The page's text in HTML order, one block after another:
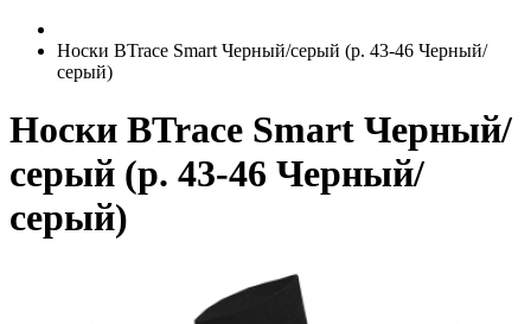
Носки BTrace Smart Черный/серый (р. 43-46 Черный/
серый)
Носки BTrace Smart Черный/
серый (р. 43-46 Черный/
серый)